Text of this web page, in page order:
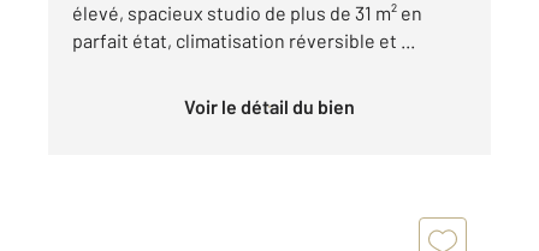
élevé, spacieux studio de plus de 31 m² en
parfait état, climatisation réversible et ...
Voir le détail du bien